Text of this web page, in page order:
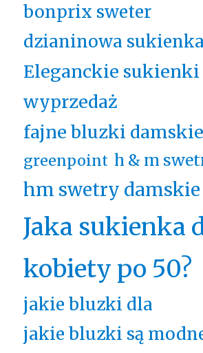
bonprix sweter
dzianinowa sukienka
Eleganckie sukienki
wyprzedaż
fajne bluzki damskie
greenpoint h & m
hm swetry damskie
Jaka sukienka
kobiety po 50?
jakie bluzki dla
jakie bluzki są